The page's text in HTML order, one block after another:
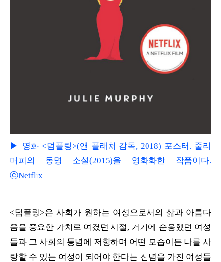
▶ 영화 <덤플링>(앤 플래처 감독, 2018) 포스터. 줄리
머피의 동명 소설(2015)을 영화화한 작품이다.
ⓒNetflix
<덤플링>은 사회가 원하는 여성으로서의 삶과 아름다
움을 중요한 가치로 여겼던 시절, 거기에 순응했던 여성
들과 그 사회의 통념에 저항하며 어떤 모습이든 나를 사
랑할 수 있는 여성이 되어야 한다는 신념을 가진 여성들